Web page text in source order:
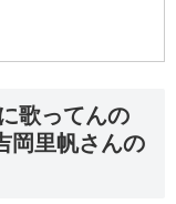
歌ってんの
岡里帆さんの